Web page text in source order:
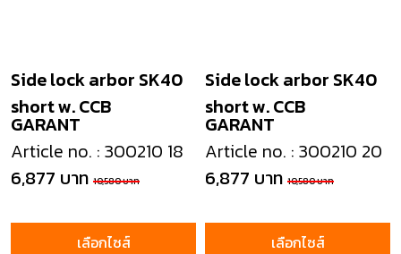
GARANT
Side lock arbor SK40
short w. CCB
Article no. : 300210 18
6,877 บาท 10,580 บาท
เลือกไซส์
GARANT
Side lock arbor SK40
short w. CCB
Article no. : 300210 20
6,877 บาท 10,580 บาท
เลือกไซส์